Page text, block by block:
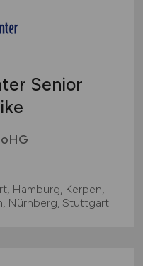
Senior
Hamburg, Kerpen,
Nürnberg, Stuttgart